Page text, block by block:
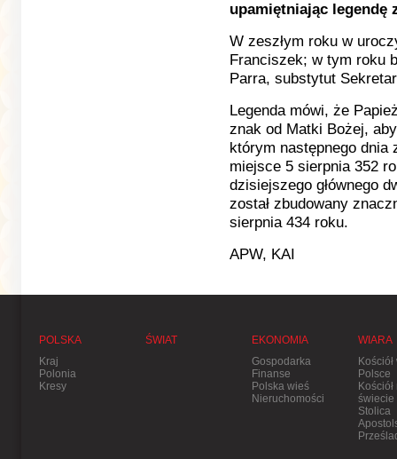
upamiętniając legendę
W zeszłym roku w
Franciszek; w tym roku
Parra, substytut
Legenda mówi, że
znak od Matki Bożej,
którym następnego dnia
miejsce 5 sierpnia 352
dzisiejszego głównego
został zbudowany
sierpnia 434 roku.
APW, KAI
POLSKA
Kraj
Polonia
Kresy
ŚWIAT
EKONOMIA
Gospodarka
Finanse
Polska wieś
Nieruchomości
WIARA
Kościół
Polsce
Kościół
świecie
Stolica